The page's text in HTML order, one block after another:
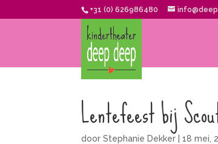
+31 (0) 626986480
Lentefeest bij
doorStephanie Dekker |18 mei,